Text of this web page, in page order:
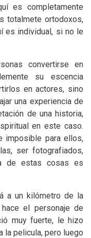
es completamente
totalmete ortodoxos,
es individual, si no le
convertirse en
su escencia
en actores, sino
una experiencia de
de una historia,
en este caso.
imposible para ellos,
ser fotografiados,
de estas cosas es
a un kilómetro de la
el personaje de
muy fuerte, le hizo
la pelicula, pero luego